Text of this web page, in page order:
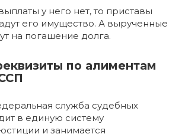
у него нет, то приставы
его имущество. А вырученные
на погашение долга.
по алиментам
служба судебных
в единую систему
и занимается